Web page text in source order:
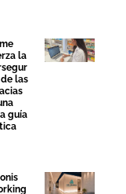
la
las
guía